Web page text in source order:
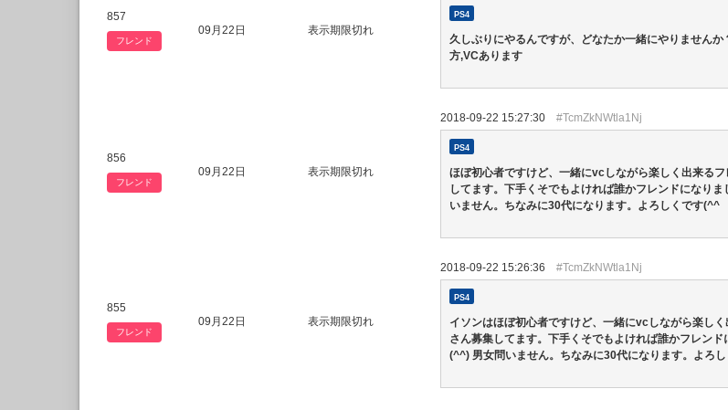
857
フレンド
09月22日 表示期限切れ
PS4
久しぶりにやるんですが、どなたか一緒にやりませんか
方,VCあります
856
フレンド
09月22日 表示期限切れ
2018-09-22 15:27:30 #TcmZkNWtla1Nj
PS4
ほぼ初心者ですけど、一緒にvcしながら楽しく出来る
してます。下手くそでもよければ誰かフレンドになり
いません。ちなみに30代になります。よろしくです(^^
855
フレンド
09月22日 表示期限切れ
2018-09-22 15:26:36 #TcmZkNWtla1Nj
PS4
イソンはほぼ初心者ですけど、一緒にvcしながら楽しく
さん募集してます。下手くそでもよければ誰かフレンド
(^^) 男女問いません。ちなみに30代になります。よろ